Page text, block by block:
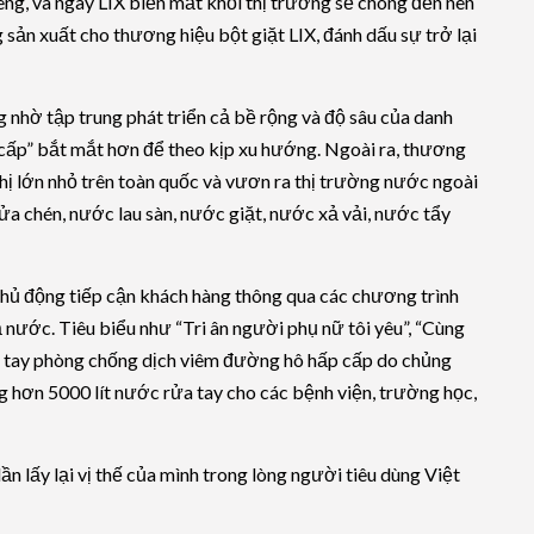
xuất cho thương hiệu bột giặt LIX, đánh dấu sự trở lại
tập trung phát triển cả bề rộng và độ sâu của danh
bắt mắt hơn để theo kịp xu hướng. Ngoài ra, thương
lớn nhỏ trên toàn quốc và vươn ra thị trường nước ngoài
chén, nước lau sàn, nước giặt, nước xả vải, nước tẩy
động tiếp cận khách hàng thông qua các chương trình
Tiêu biểu như “Tri ân người phụ nữ tôi yêu”, “Cùng
tay phòng chống dịch viêm đường hô hấp cấp do chủng
hơn 5000 lít nước rửa tay cho các bệnh viện, trường học,
lấy lại vị thế của mình trong lòng người tiêu dùng Việt